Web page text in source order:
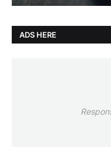
ADS HERE